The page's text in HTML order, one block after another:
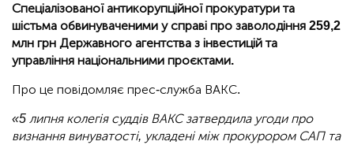
Спеціалізованої антикорупційної прокуратури та
шістьма обвинуваченими у справі про заволодіння 259,2
млн грн Державного агентства з інвестицій та
управління національними проєктами.
Про це повідомляє прес-служба ВАКС.
«5 липня колегія суддів ВАКС затвердила угоди про
визнання винуватості, укладені між прокурором САП та